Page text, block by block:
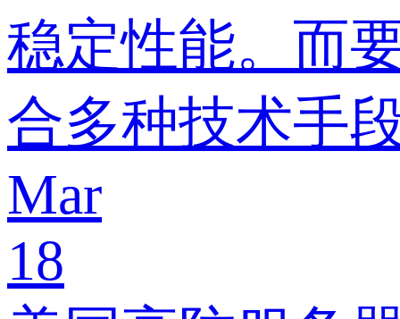
稳定性能。而
合多种技术手
Mar
18